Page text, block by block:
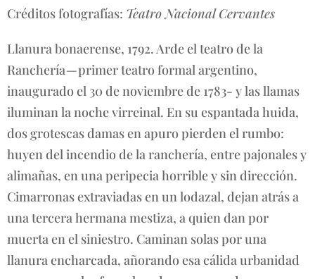
Créditos fotografías: Teatro Nacional Cervantes
Llanura bonaerense, 1792. Arde el teatro de la
Ranchería — primer teatro formal argentino,
inaugurado el 30 de noviembre de 1783- y las llamas
iluminan la noche virreinal. En su espantada huida,
dos grotescas damas en apuro pierden el rumbo:
huyen del incendio de la ranchería, entre pajonales y
alimañas, en una peripecia horrible y sin dirección.
Cimarronas extraviadas en un lodazal, dejan atrás a
una tercera hermana mestiza, a quien dan por
muerta en el siniestro. Caminan solas por una
llanura encharcada, añorando esa cálida urbanidad